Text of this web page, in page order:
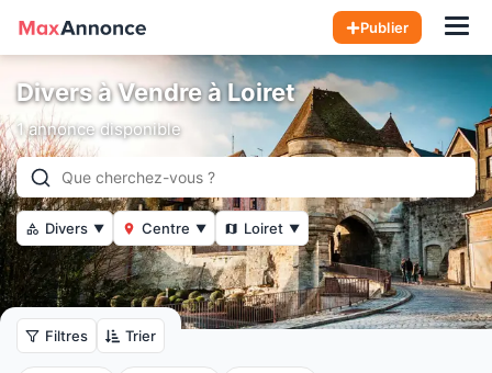
Publier
Divers à Vendre à Loiret
1 annonce disponible
Divers ▼ Centre ▼ Loiret ▼
Filtres Trier